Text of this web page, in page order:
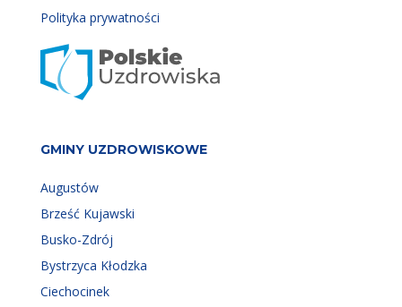
Polityka prywatności
GMINY UZDROWISKOWE
Augustów
Brześć Kujawski
Busko-Zdrój
Bystrzyca Kłodzka
Ciechocinek